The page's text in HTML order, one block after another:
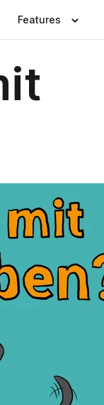
Features